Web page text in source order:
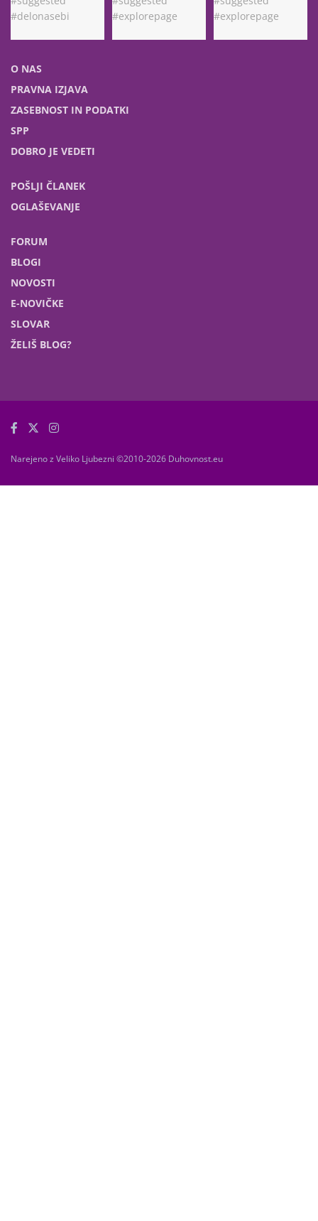
O NAS
PRAVNA IZJAVA
ZASEBNOST IN PODATKI
SPP
DOBRO JE VEDETI
POŠLJI ČLANEK
OGLAŠEVANJE
FORUM
BLOGI
NOVOSTI
E-NOVIČKE
SLOVAR
ŽELIŠ BLOG?
Narejeno z Veliko Ljubezni ©2010-2026 Duhovnost.eu